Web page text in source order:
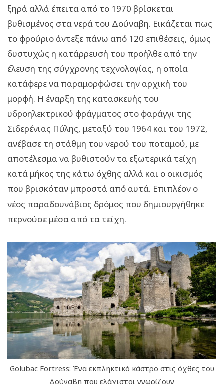
ξηρά αλλά έπειτα από το 1970 βρίσκεται
βυθισμένος στα νερά του Δούναβη. Εικάζεται πως
το φρούριο άντεξε πάνω από 120 επιθέσεις, όμως
δυστυχώς η κατάρρευσή του προήλθε από την
έλευση της σύγχρονης τεχνολογίας, η οποία
κατάφερε να παραμορφώσει την αρχική του
μορφή. Η έναρξη της κατασκευής του
υδροηλεκτρικού φράγματος στο φαράγγι της
Σιδερένιας Πύλης, μεταξύ του 1964 και του 1972,
ανέβασε τη στάθμη του νερού του ποταμού, με
αποτέλεσμα να βυθιστούν τα εξωτερικά τείχη
κατά μήκος της κάτω όχθης αλλά και ο οικισμός
που βρισκόταν μπροστά από αυτά. Επιπλέον ο
νέος παραδουνάβιος δρόμος που δημιουργήθηκε
περνούσε μέσα από τα τείχη.
Golubac Fortress: Ένα εκπληκτικό κάστρο στις όχθες του
Δούναβη που ελάχιστοι γνωρίζουν